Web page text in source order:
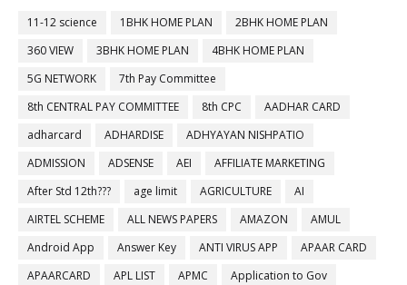
11-12 science 1BHK HOME PLAN
2BHK HOME PLAN
360 VIEW
3BHK HOME PLAN
4BHK HOME PLAN
5G NETWORK
7th Pay Committee
8th CENTRAL PAY COMMITTEE
8th CPC
AADHAR CARD
adharcard
ADHARDISE
ADHYAYAN NISHPATIO
ADMISSION
ADSENSE AEI
AFFILIATE MARKETING
After Std 12th???
age limit AGRICULTURE
AI
AIRTEL SCHEME
ALL NEWS PAPERS AMAZON
AMUL
Android App
Answer Key ANTI VIRUS APP
APAAR CARD
APAARCARD
APL LIST APMC
Application to Gov